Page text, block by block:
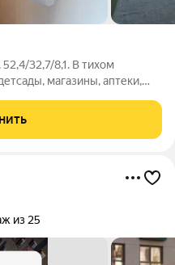
32,7/8,1. В тихом
магазины, аптеки,
Квартира находится на
из 25